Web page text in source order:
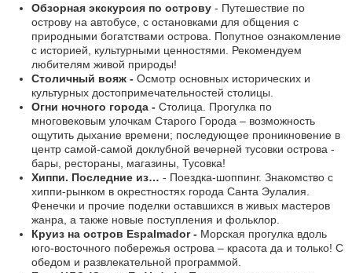
Обзорная экскурсия по острову - Путешествие по
острову на автобусе, с остановками для общения с
природными богатствами острова. Попутное ознакомление
с историей, культурными ценностями. Рекомендуем
любителям живой природы!
Столичный вояж - Осмотр основных исторических и
культурных достопримечательностей столицы.
Огни ночного города - Столица. Прогулка по
многовековым улочкам Старого Города – возможность
ощутить дыхание времени; последующее проникновение в
центр самой-самой доклубной вечерней тусовки острова -
бары, рестораны, магазины, Тусовка!
Хиппи. Последние из… - Поездка-шоппинг. Знакомство с
хиппи-рынком в окрестностях города Санта Эулалия.
Фенечки и прочие поделки оставшихся в живых мастеров
жанра, а также новые поступления и фольклор.
Круиз на остров Espalmador - Морская прогулка вдоль
юго-восточного побережья острова – красота да и только! С
обедом и развлекательной программой.